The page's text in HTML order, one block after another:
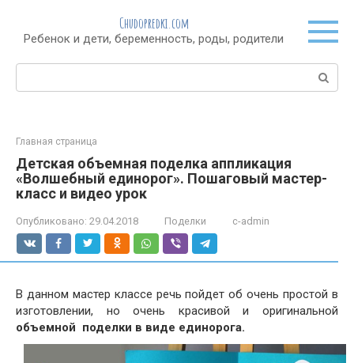
контенту
Chudopredki.com
Ребенок и дети, беременность, роды, родители
Поиск:
Главная страница
Детская объемная поделка аппликация
«Волшебный единорог». Пошаговый мастер-
класс и видео урок
Опубликовано: 29.04.2018 Поделки c-admin
В данном мастер классе речь пойдет об очень простой в
изготовлении, но очень красивой и оригинальной
объемной поделки в виде единорога.